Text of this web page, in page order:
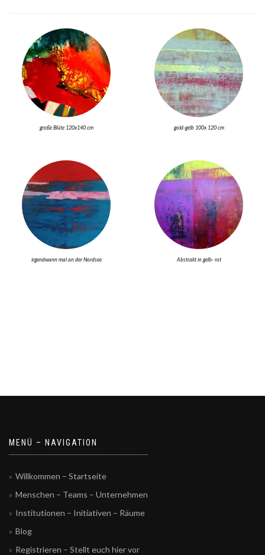
große Blüte 120x140 cm gold-gelb 100x 120 cm
irgendwann mal an der Nordsee Abstrakt in gelb- rot
MENÜ – NAVIGATION
Willkommen – Startseite
Menschen – Teams – Unternehmen
Institutionen – Initiativen – Räume
Blog
Registrieren – Stellt euch hier vor